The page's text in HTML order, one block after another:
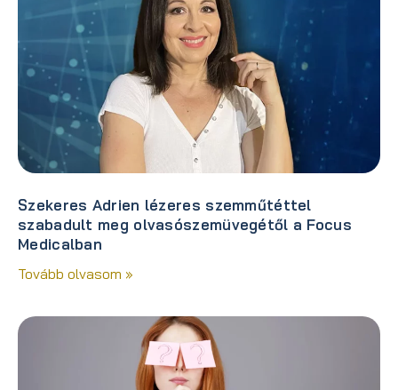
Szekeres Adrien lézeres szemműtéttel
szabadult meg olvasószemüvegétől a Focus
Medicalban
Tovább olvasom »